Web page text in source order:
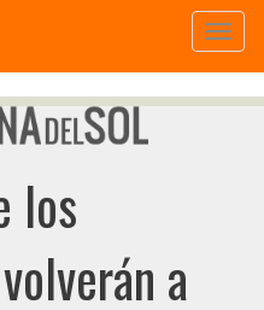
los
a